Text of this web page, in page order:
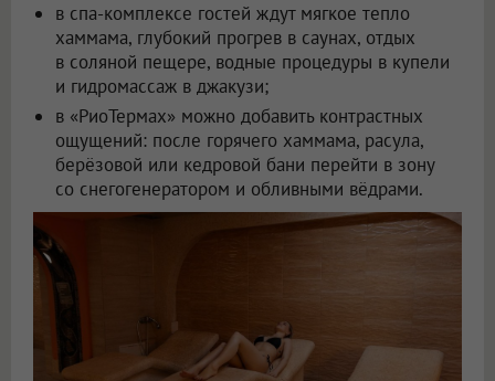
в спа-комплексе гостей ждут мягкое тепло
хаммама, глубокий прогрев в саунах, отдых
в соляной пещере, водные процедуры в купели
и гидромассаж в джакузи;
в «РиоТермах» можно добавить контрастных
ощущений: после горячего хаммама, расула,
берёзовой или кедровой бани перейти в зону
со снегогенератором и обливными вёдрами.